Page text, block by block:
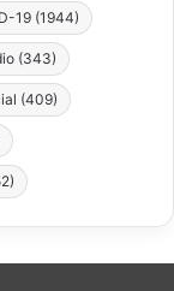
19 (1944)
(343)
(409)